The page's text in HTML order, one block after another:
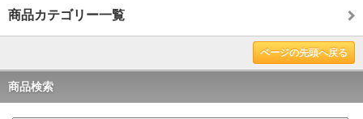
商品カテゴリー一覧
ページの先頭へ戻る
商品検索